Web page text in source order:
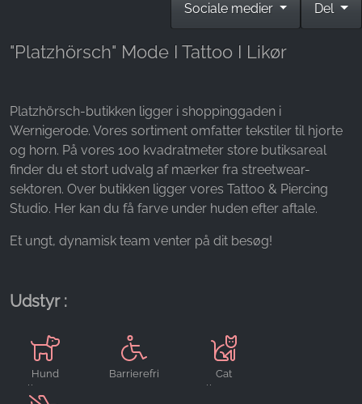
Del
Sociale medier
"Platzhörsch" Mode I Tattoo I Likør
Platzhörsch-butikken ligger i shoppinggaden i
Wernigerode. Vores sortiment omfatter tekstiler til hjorte
og horn. På vores 100 kvadratmeter store butiksareal
finder du et stort udvalg af mærker fra streetwear-
sektoren. Over butikken ligger vores Tattoo & Piercing
Studio. Her kan du få farve under huden efter aftale.
Et ungt, dynamisk team venter på dit besøg!
Udstyr :
Hund
velkommen
Barrierefri
Cat
velkommen
Provider:
Purpose:
Måling af reklamer og markedsføring
Cookie duration:
3 måneder - 1 år
STATISTIK
hvordan vores besøgende bruger vores
Google Analytics